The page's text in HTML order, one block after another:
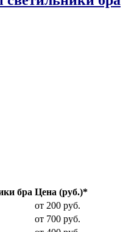
бра Цена (руб.)*
от 200 руб.
от 700 руб.